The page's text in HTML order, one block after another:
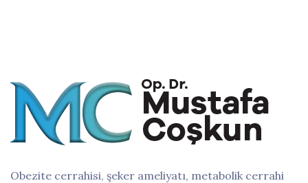
Obezite cerrahisi, şeker ameliyatı, metabolik cerrahi